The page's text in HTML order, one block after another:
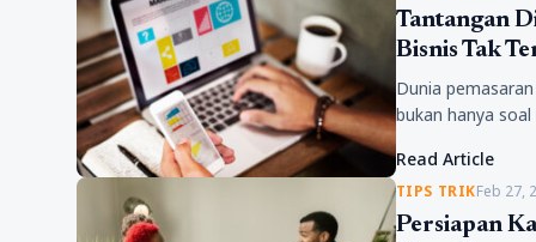
Tantangan
Bisnis Tak
Dunia
bukan hanya
mampu bertahan
Read Article
TIPS TRIKFeb 27,
Persiapan